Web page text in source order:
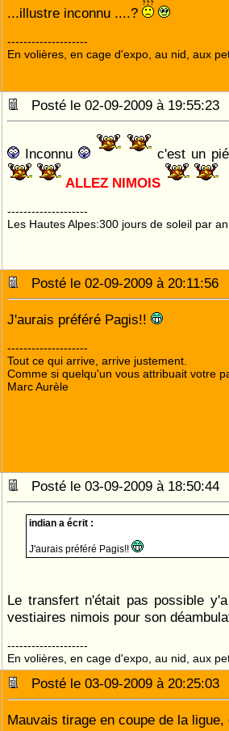
...illustre inconnu ....?
--------------------
En volières, en cage d'expo, au nid, aux
Posté le 02-09-2009 à
Inconnu
c'est un
ALLEZ NIMOIS
--------------------
Les Hautes Alpes:300 jours de soleil par an
Posté le 02-09-2009 à
J'aurais préféré Pagis!!
--------------------
Tout ce qui arrive, arrive justement.
Comme si quelqu'un vous attribuait votre
Marc Aurèle
Posté le 03-09-2009 à
indian a écrit :
J'aurais préféré Pagis!!
Le transfert n'était pas possible
vestiaires nimois pour son
--------------------
En volières, en cage d'expo, au nid, aux
Posté le 03-09-2009 à
Mauvais tirage en coupe de la